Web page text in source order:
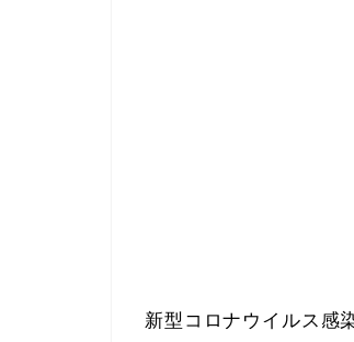
新型コロナウイルス感